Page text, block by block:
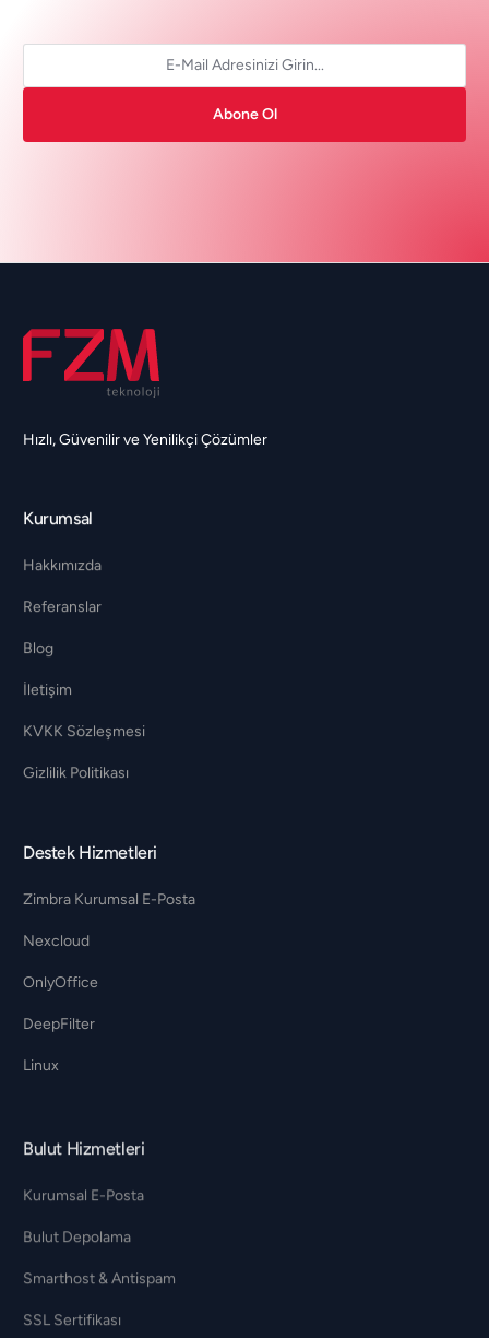
Abone Ol
Hızlı, Güvenilir ve Yenilikçi Çözümler
Kurumsal
Hakkımızda
Referanslar
Blog
İletişim
KVKK Sözleşmesi
Gizlilik Politikası
Destek Hizmetleri
Zimbra Kurumsal E-Posta
Nexcloud
OnlyOffice
DeepFilter
Linux
Bulut Hizmetleri
Kurumsal E-Posta
Bulut Depolama
Smarthost & Antispam
SSL Sertifikası